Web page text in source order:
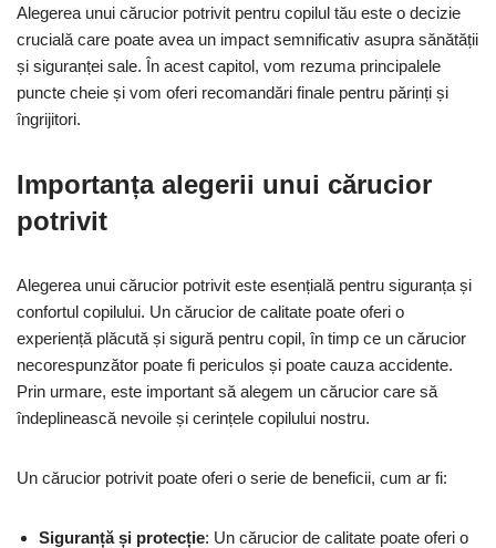
Alegerea unui cărucior potrivit pentru copilul tău este o decizie
crucială care poate avea un impact semnificativ asupra sănătății
și siguranței sale. În acest capitol, vom rezuma principalele
puncte cheie și vom oferi recomandări finale pentru părinți și
îngrijitori.
Importanța alegerii unui cărucior
potrivit
Alegerea unui cărucior potrivit este esențială pentru siguranța și
confortul copilului. Un cărucior de calitate poate oferi o
experiență plăcută și sigură pentru copil, în timp ce un cărucior
necorespunzător poate fi periculos și poate cauza accidente.
Prin urmare, este important să alegem un cărucior care să
îndeplinească nevoile și cerințele copilului nostru.
Un cărucior potrivit poate oferi o serie de beneficii, cum ar fi:
Siguranță și protecție: Un cărucior de calitate poate oferi o